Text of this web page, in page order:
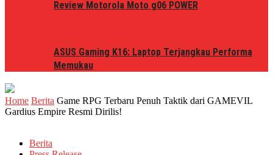
Review Motorola Moto g06 POWER
ASUS Gaming K16: Laptop Terjangkau Performa
Memukau
Home Berita Game RPG Terbaru Penuh Taktik dari GAMEVIL
Gardius Empire Resmi Dirilis!
Berita